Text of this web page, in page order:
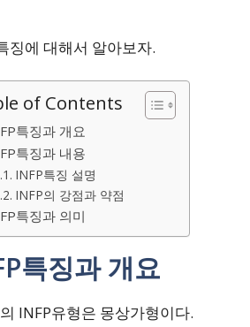
징에 대해서 알아보자.
of Contents
특징과 개요
특징과 내용
INFP특징 설명
INFP의 강점과 약점
특징과 의미
특징과 개요
INFP유형은 몽상가형이다.